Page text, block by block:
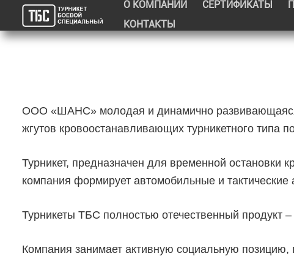
Перейти
содержимому
О КОМПАНИИ СЕРТИФИКАТЫ
КОНТАКТЫ
ООО «ШАНС» молодая и динамично развивающаяся
жгутов кровоостанавливающих турникетного типа
Турникет, предназначен для временной остановки
компания формирует автомобильные и
Турникеты ТБС полностью отечественный продукт
Компания занимает активную социальную